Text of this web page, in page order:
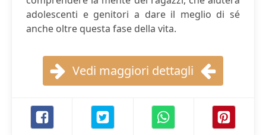
adolescenti e genitori a dare il meglio di sé
anche oltre questa fase della vita.
Vedi maggiori dettagli